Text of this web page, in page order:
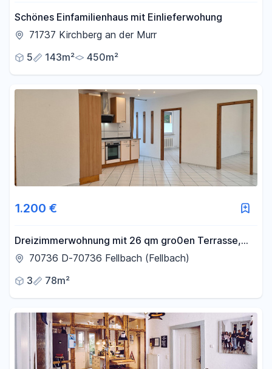
Schönes Einfamilienhaus mit Einlieferwohung
71737 Kirchberg an der Murr
5
143m² 450m²
1.200 €
Dreizimmerwohnung mit 26 qm gro0en Terrasse,
sehr zentral
70736 D-70736 Fellbach (Fellbach)
3
78m²